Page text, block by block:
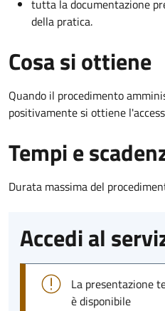
tutta la documentazione
della pratica.
Cosa si ottiene
Quando il procedimento
positivamente si ottiene
Tempi e
Durata massima del
Accedi al
La presentazione
è disponibile